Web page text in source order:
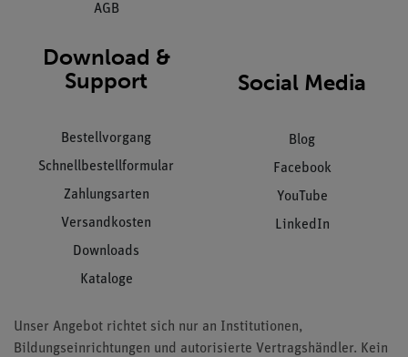
AGB
Download &
Support
Bestellvorgang
Schnellbestellformular
Zahlungsarten
Versandkosten
Downloads
Kataloge
Social Media
Blog
Facebook
YouTube
LinkedIn
Unser Angebot richtet sich nur an Institutionen,
Bildungseinrichtungen und autorisierte Vertragshändler. Kein